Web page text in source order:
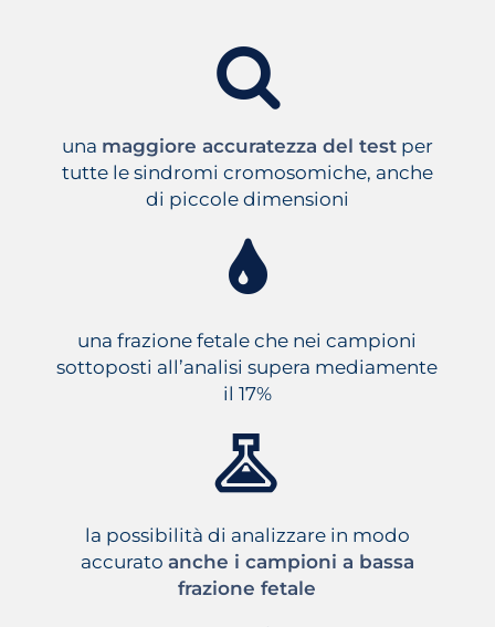
una maggiore accuratezza del testper
tutte le sindromi cromosomiche, anche
di piccole dimensioni
una frazione fetale che nei campioni
sottoposti all’analisi supera mediamente
il 17%
la possibilità di analizzare in modo
accurato anche i campioni a bassa
frazione fetale